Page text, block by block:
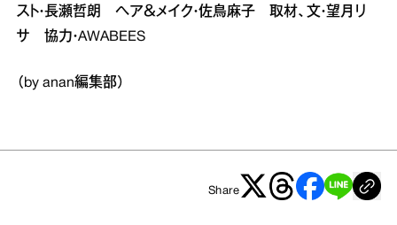
スト・長瀬哲朗 ヘア＆メイク・佐鳥麻子 取材、文・望月リ
サ 協力・AWABEES
（by anan編集部）
Share